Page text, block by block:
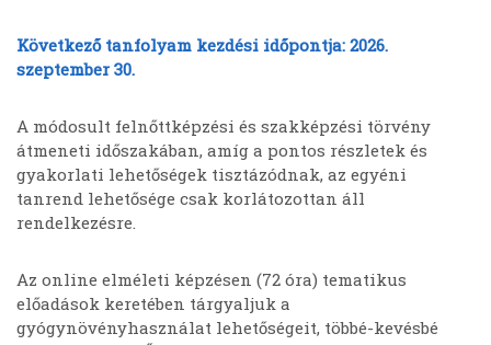
Következő tanfolyam kezdési időpontja: 2026.
szeptember 30.
A módosult felnőttképzési és szakképzési törvény
átmeneti időszakában, amíg a pontos részletek és
gyakorlati lehetőségek tisztázódnak, az egyéni
tanrend lehetősége csak korlátozottan áll
rendelkezésre.
Az online elméleti képzésen (72 óra) tematikus
előadások keretében tárgyaljuk a
gyógynövényhasználat lehetőségeit, többé-kevésbé